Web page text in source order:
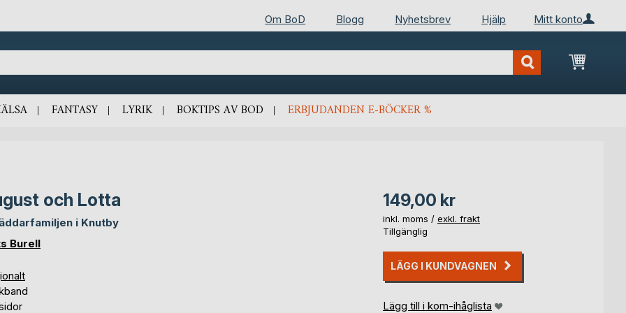
Mitt konto
Om BoD Blogg Nyhetsbrev Hjälp
Min
FANTASY LYRIK BOKTIPS AV BOD ERBJUDANDEN E-BÖCKER %
och Lotta
i Knutby
Burell
149,00 kr
inkl. moms / exkl. frakt
Tillgänglig
LÄGG I KUNDVAGNEN
Lägg till i kom-ihåglista